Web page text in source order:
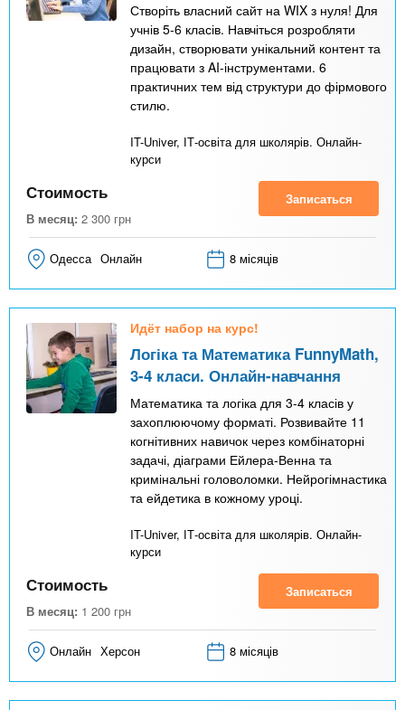
Створіть власний сайт на WIX з нуля! Для
учнів 5-6 класів. Навчіться розробляти
дизайн, створювати унікальний контент та
працювати з AI-інструментами. 6
практичних тем від структури до фірмового
стилю.
IT-Univer, ІТ-освіта для школярів. Онлайн-
курси
Стоимость
В месяц: 2 300 грн
Записаться
Одесса Онлайн 8 місяців
Идёт набор на курс!
Логіка та Математика FunnyMath,
3-4 класи. Онлайн-навчання
Математика та логіка для 3-4 класів у
захоплюючому форматі. Розвивайте 11
когнітивних навичок через комбінаторні
задачі, діаграми Ейлера-Венна та
кримінальні головоломки. Нейрогімнастика
та ейдетика в кожному уроці.
IT-Univer, ІТ-освіта для школярів. Онлайн-
курси
Стоимость
В месяц: 1 200 грн
Записаться
Онлайн Херсон 8 місяців